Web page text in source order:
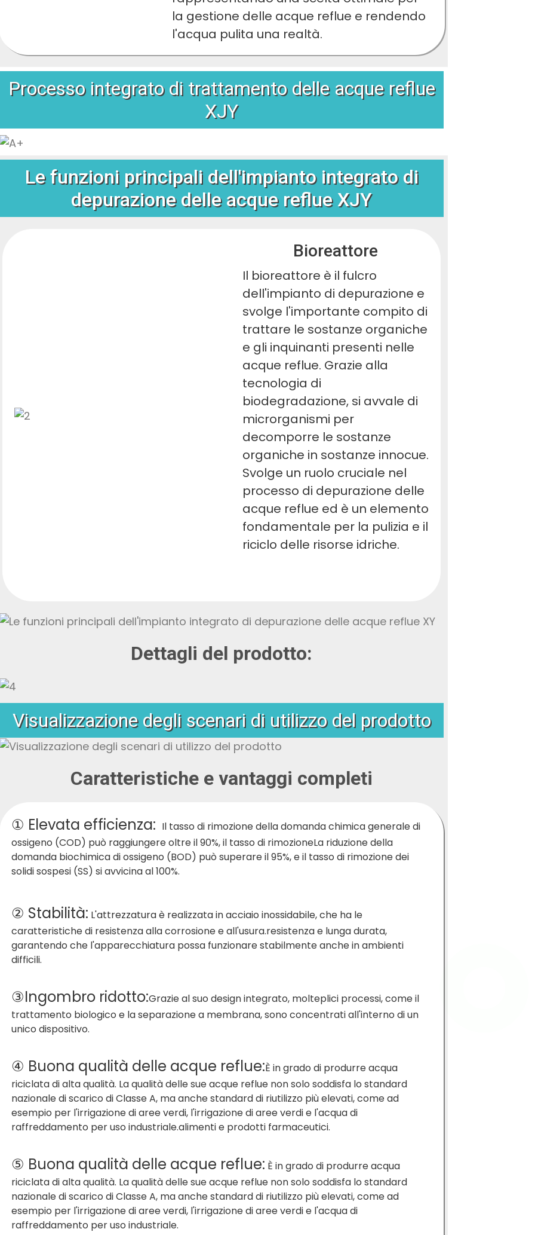
la gestione delle acque reflue e rendendo
l'acqua pulita una realtà.
Processo integrato di trattamento delle acque reflue
XJY
Le funzioni principali dell'impianto integrato di
depurazione delle acque reflue XJY
Bioreattore
Il bioreattore è il fulcro
dell'impianto di depurazione e
svolge l'importante compito di
trattare le sostanze organiche
e gli inquinanti presenti nelle
acque reflue. Grazie alla
tecnologia di
biodegradazione, si avvale di
microrganismi per
decomporre le sostanze
organiche in sostanze innocue.
Svolge un ruolo cruciale nel
processo di depurazione delle
acque reflue ed è un elemento
fondamentale per la pulizia e il
riciclo delle risorse idriche.
Dettagli del prodotto:
Visualizzazione degli scenari di utilizzo del prodotto
Caratteristiche e vantaggi completi
① Elevata efficienza: Il tasso di rimozione della domanda chimica generale di
ossigeno (COD) può raggiungere oltre il 90%, il tasso di rimozioneLa riduzione della
domanda biochimica di ossigeno (BOD) può superare il 95%, e il tasso di rimozione dei
solidi sospesi (SS) si avvicina al 100%.
② Stabilità: L'attrezzatura è realizzata in acciaio inossidabile, che ha le
caratteristiche di resistenza alla corrosione e all'usura.resistenza e lunga durata,
garantendo che l'apparecchiatura possa funzionare stabilmente anche in ambienti
difficili.
③Ingombro ridotto:Grazie al suo design integrato, molteplici processi, come il
trattamento biologico e la separazione a membrana, sono concentrati all'interno di un
unico dispositivo.
④ Buona qualità delle acque reflue:È in grado di produrre acqua
riciclata di alta qualità. La qualità delle sue acque reflue non solo soddisfa lo standard
nazionale di scarico di Classe A, ma anche standard di riutilizzo più elevati, come ad
esempio per l'irrigazione di aree verdi, l'irrigazione di aree verdi e l'acqua di
raffreddamento per uso industriale.alimenti e prodotti farmaceutici.
⑤ Buona qualità delle acque reflue: È in grado di produrre acqua
riciclata di alta qualità. La qualità delle sue acque reflue non solo soddisfa lo standard
nazionale di scarico di Classe A, ma anche standard di riutilizzo più elevati, come ad
esempio per l'irrigazione di aree verdi, l'irrigazione di aree verdi e l'acqua di
raffreddamento per uso industriale.